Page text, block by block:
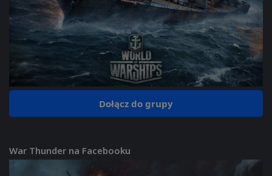
Dołącz do grupy
War Thunder na Facebooku